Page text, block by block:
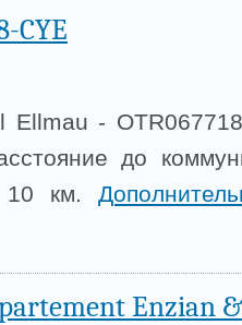
CYE
Ellmau -
до
10 км.
Enzian